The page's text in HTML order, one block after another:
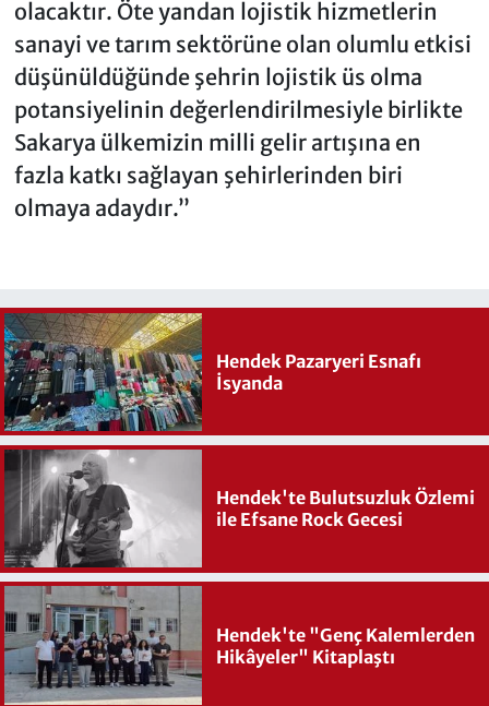
olacaktır. Öte yandan lojistik hizmetlerin
sanayi ve tarım sektörüne olan olumlu etkisi
düşünüldüğünde şehrin lojistik üs olma
potansiyelinin değerlendirilmesiyle birlikte
Sakarya ülkemizin milli gelir artışına en
fazla katkı sağlayan şehirlerinden biri
olmaya adaydır.”
Hendek Pazaryeri Esnafı
İsyanda
Hendek'te Bulutsuzluk Özlemi
ile Efsane Rock Gecesi
Hendek'te "Genç Kalemlerden
Hikâyeler" Kitaplaştı